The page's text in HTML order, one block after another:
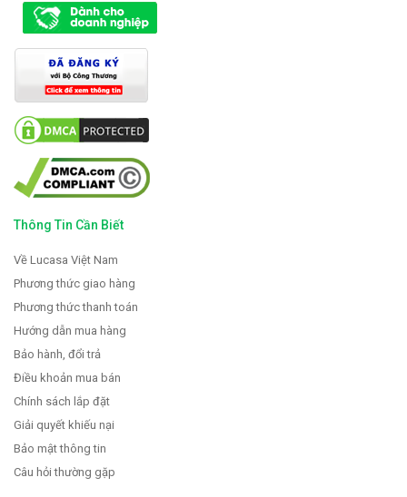
Thông Tin Cần Biết
Về Lucasa Việt Nam
Phương thức giao hàng
Phương thức thanh toán
Hướng dẫn mua hàng
Bảo hành, đổi trả
Điều khoản mua bán
Chính sách lắp đặt
Giải quyết khiếu nại
Bảo mật thông tin
Câu hỏi thường gặp